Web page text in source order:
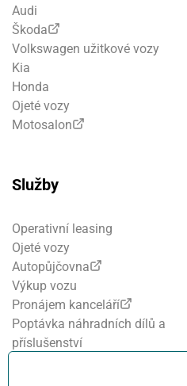
Audi
Škoda
Volkswagen užitkové vozy
Kia
Honda
Ojeté vozy
Motosalon
Služby
Operativní leasing
Ojeté vozy
Autopůjčovna
Výkup vozu
Pronájem kanceláří
Poptávka náhradních dílů a
příslušenství